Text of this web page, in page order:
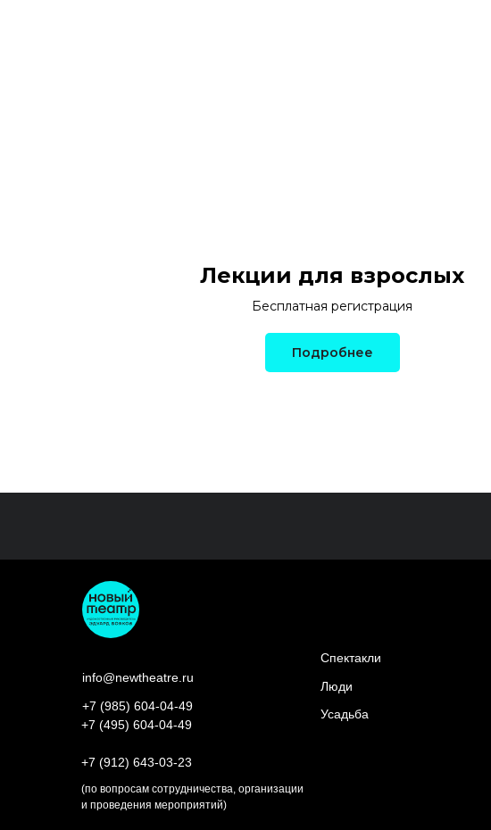
Лекции для взрослых
Бесплатная регистрация
Подробнее
+7 (495) 604-04-49
info@newtheatre.ru
Спектакли
Усадьба
Люди
+7 (985) 604-04-49
(по вопросам сотрудничества, организации
и проведения мероприятий)
+7 (912) 643-03-23